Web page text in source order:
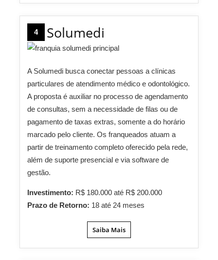
4 Solumedi
A Solumedi busca conectar pessoas a clínicas
particulares de atendimento médico e odontológico.
A proposta é auxiliar no processo de agendamento
de consultas, sem a necessidade de filas ou de
pagamento de taxas extras, somente a do horário
marcado pelo cliente. Os franqueados atuam a
partir de treinamento completo oferecido pela rede,
além de suporte presencial e via software de
gestão.
Investimento: R$ 180.000 até R$ 200.000
Prazo de Retorno: 18 até 24 meses
Saiba Mais